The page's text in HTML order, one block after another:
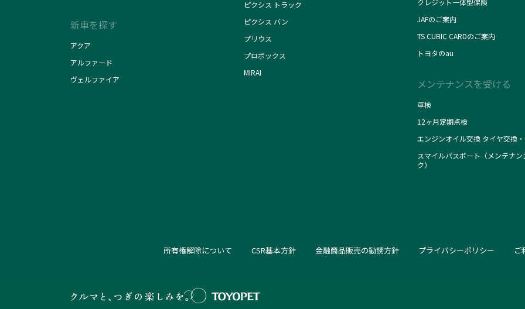
新車を探す
アクア
アルファード
ヴェルファイア
ピクシス トラック
ピクシス バン
プリウス
プロボックス
MIRAI
JAFのご案内
TS CUBIC CARDのご案内
トヨタのau
メンテナンスを受ける
車検
12ヶ月定期点検
エンジンオイル交換 タイヤ交換
スマイルパスポート（メンテナン
ク）
所有権解除について CSR基本方針 金融商品販売の勧誘方針 プライバシーポリシー ご